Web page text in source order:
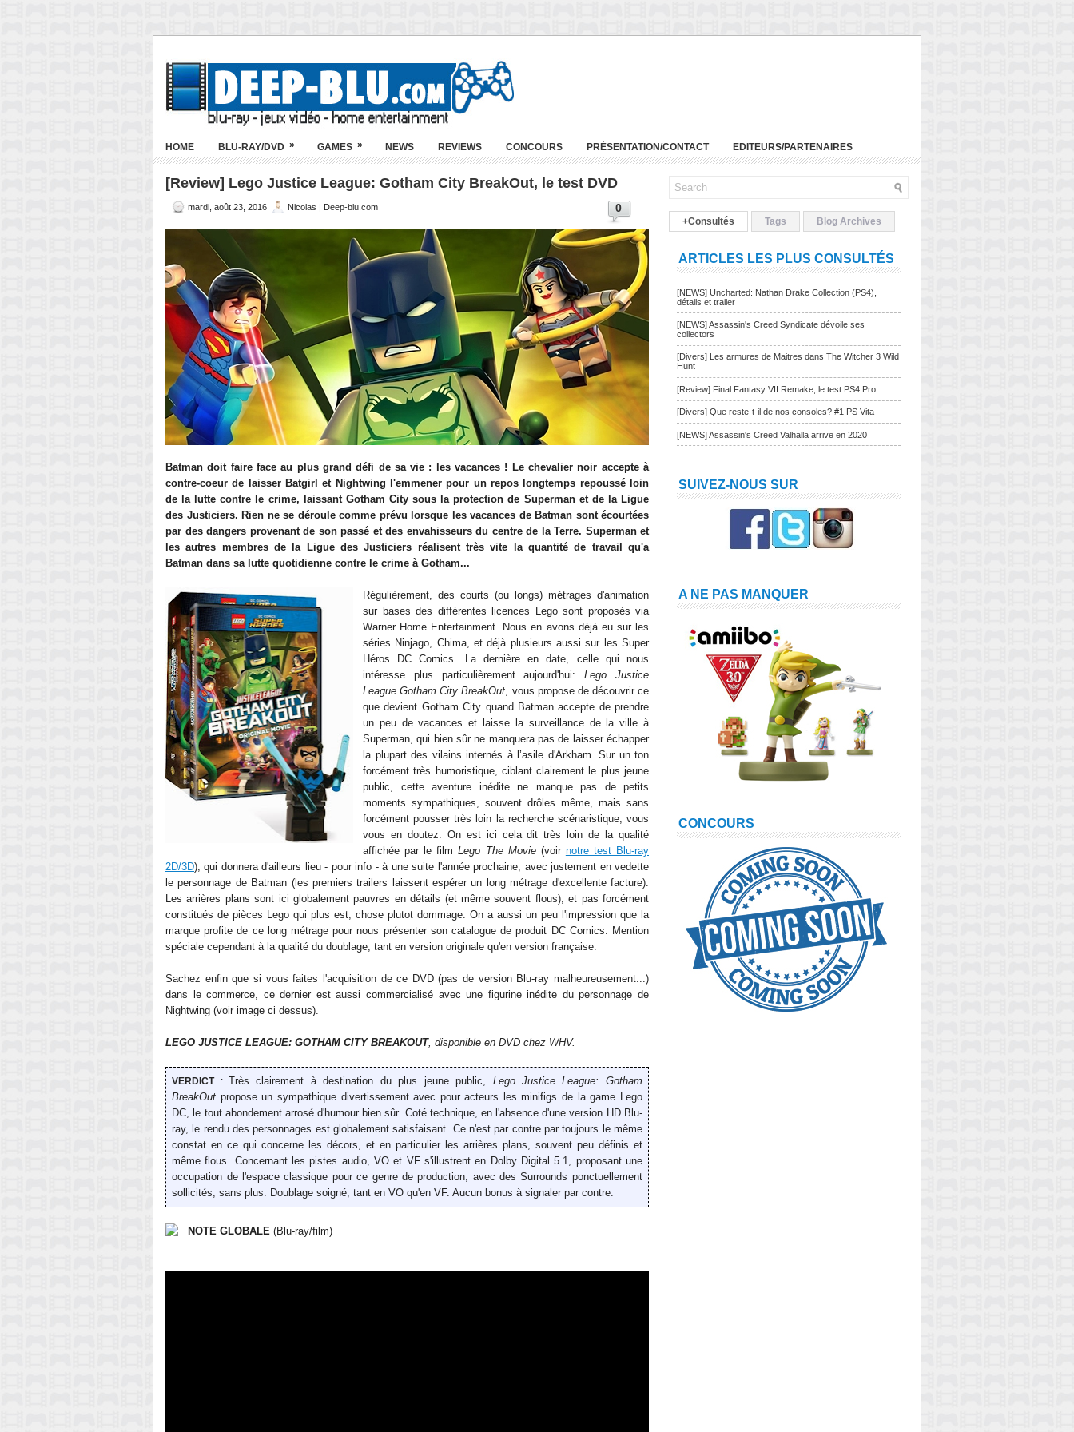
HOME BLU-RAY/DVD » GAMES » NEWS REVIEWS CONCOURS PRÉSENTATION/CONTACT EDITEURS/PARTENAIRES
[Review] Lego Justice League: Gotham City BreakOut, le test DVD
mardi, août 23, 2016 Nicolas | Deep-blu.com 0
Batman doit faire face au plus grand défi de sa vie : les vacances ! Le chevalier noir accepte à
contre-coeur de laisser Batgirl et Nightwing l'emmener pour un repos longtemps repoussé loin
de la lutte contre le crime, laissant Gotham City sous la protection de Superman et de la Ligue
des Justiciers. Rien ne se déroule comme prévu lorsque les vacances de Batman sont écourtées
par des dangers provenant de son passé et des envahisseurs du centre de la Terre. Superman et
les autres membres de la Ligue des Justiciers réalisent très vite la quantité de travail qu'a
Batman dans sa lutte quotidienne contre le crime à Gotham...
Régu lièrement, des courts (ou longs) métrages d'animation
sur bases des différentes licences Lego sont proposés via
Warner Home Entertainment. Nous en avons déjà eu sur les
séries Ninjago, Chima, et déjà plusieurs aussi sur les Super
Héros DC Comics. La dernière en date, celle qui nous
intéresse plus particulièrement aujourd'hui:Lego Justice
League Gotham City BreakOut, vous propose de découvrir ce
que devient Gotham City quand Batman accepte de prendre
un peu de vacances et laisse la surveillance de la ville à
Superman, qui bien sûr ne manquera pas de laisser échapper
la plupart des vilains internés à l’asile d'Arkham. Sur un ton
forcément très humoristique, ciblant clairement le plus jeune
public, cette aventure inédite ne manque pas de petits
moments sympathiques, souvent drôles même, mais sans
forcément pousser très loin la recherche scénaristique, vous
vous en doutez. On est ici cela dit très loin de la qualité
affichée par le filmLego The Movie(voir notre test Blu-ray
2D/3D), qui donnera d'ailleurs lieu - pour info - à une suite l'année prochaine, avec justement en vedette
le personnage de Batman (les premiers trailers
laissent espérer un long métrage d'excellente facture).
Lesarrières plans sont ici globalement pauvres en détails (et même souvent flous), et pas forcément
constitués de pièces Lego qui plus est, c hose plutot dommage. On a aussi un peu l'impression que la
marque profite de ce long métrage pour nous présenter son catalogue de produit DC Comics. Mention
spéciale cependant à la qualité du doublage, tant en version originale qu'en version française.
Sachez enfin que si vous faites l'acquisition de ce DVD(pas de version Blu-ray malheureusement...)
dans le commerce, ce dernier est aussi commercialisé avec une figurine inédite du personnage de
Nightwing (voir image ci dessus).
LEGO JUSTICE LEAGUE: GOTHAM CITY BREAKOUT, disponible en DVD chez WHV.
VERDICT: Très clairement à destination du plus jeune public, Lego Justice League: Gotham
BreakOut propose un sympathiquedivertissementavec pour acteurs les minifigs de la game Lego
DC, le tout abondement arroséd'humour bien sûr. Coté technique, en l'absence d'une version HD Blu-
ray, le rendu des personnages est globalementsatisfaisant. Ce n'est par contre partoujours le même
constat en ce qui concerne les décors, et en particulier les arrières plans, souvent peu définis et
même flous. Concernant les pistes audio,VO et VF s'illustrent en Dolby Digital 5.1, proposant une
occupation de l'espace classique pour ce genre de production, avec desSurrounds ponctuellement
sollicités, sans plus. Doublage soigné, tant en VO qu'en VF. Aucun bonusà signaler par contre.
NOTE GLOBALE (Blu-ray/film)
+Consultés Tags Blog Archives
ARTICLES LES PLUS CONSULTÉS
[NEWS] Uncharted: Nathan Drake Collection (PS4),
détails et trailer
[NEWS] Assassin's Creed Syndicate dévoile ses
collectors
[Divers] Les armures de Maitres dans The Witcher 3 Wild
Hunt
[Review] Final Fantasy VII Remake, le test PS4 Pro
[Divers] Que reste-t-il de nos consoles? #1 PS Vita
[NEWS] Assassin's Creed Valhalla arrive en 2020
SUIVEZ-NOUS SUR
A NE PAS MANQUER
CONCOURS